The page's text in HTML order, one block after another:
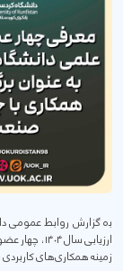
بە گزارش روابط عمومی
ارزیابی
زمینه همکاری‌های